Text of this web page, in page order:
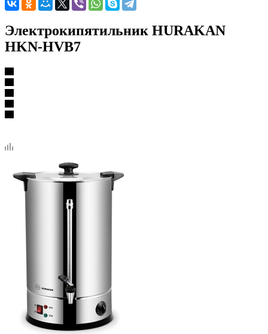
Электрокипятильник HURAKAN
HKN-HVB7